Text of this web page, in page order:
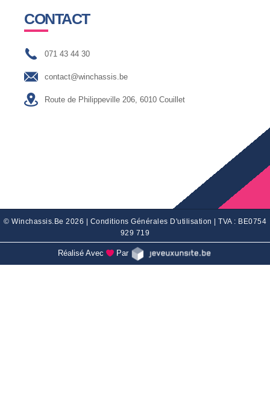
CONTACT
071 43 44 30
contact@winchassis.be
Route de Philippeville 206, 6010 Couillet
© Winchassis.be 2026 | Conditions Générales D'utilisation
| TVA : BE0754
929 719
Réalisé Avec Par